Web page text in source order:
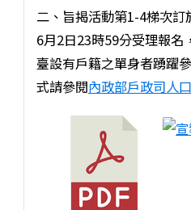
二、旨揭活動第1-4梯次
6月2日23時59分受理報名
臺設有戶籍之單身者踴躍
式請參閱內政部戶政司人